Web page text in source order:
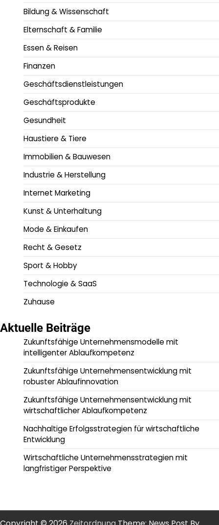
Bildung & Wissenschaft
Elternschaft & Familie
Essen & Reisen
Finanzen
Geschäftsdienstleistungen
Geschäftsprodukte
Gesundheit
Haustiere & Tiere
Immobilien & Bauwesen
Industrie & Herstellung
Internet Marketing
Kunst & Unterhaltung
Mode & Einkaufen
Recht & Gesetz
Sport & Hobby
Technologie & SaaS
Zuhause
Aktuelle Beiträge
Zukunftsfähige Unternehmensmodelle mit
intelligenter Ablaufkompetenz
Zukunftsfähige Unternehmensentwicklung mit
robuster Ablaufinnovation
Zukunftsfähige Unternehmensentwicklung mit
wirtschaftlicher Ablaufkompetenz
Nachhaltige Erfolgsstrategien für wirtschaftliche
Entwicklung
Wirtschaftliche Unternehmensstrategien mit
langfristiger Perspektive